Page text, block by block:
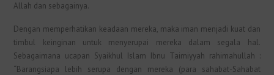
Allah dan sebagainya.
Dengan memperhatikan keadaan mereka, maka iman menjadi kuat dan
timbul keinginan untuk menyerupai mereka dalam segala hal.
Sebagaimana ucapan Syaikhul Islam Ibnu Taimiyyah rahimahullah :
“Barangsiapa lebih serupa dengan mereka (para sahabat-Sahabat